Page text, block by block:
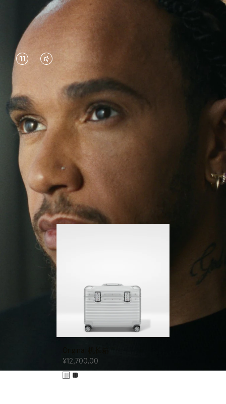
视
暂
停，
请
下
播
放。
视
频
已
静
音，
请
点
击
按
钮
取
消
静
Lewis Hamilton 的赛道成就世人皆知，但近来的旅
程，却是关于突破舒适圈的冒险。 他走遍世界，在
每一次新体验中挑战自我、收获成长。
RIMOWA Original 系列 Pilot 登机箱 始终相伴左
右，箱体上的每道印记都在诉说他的足迹与成就。
¥12,700.00